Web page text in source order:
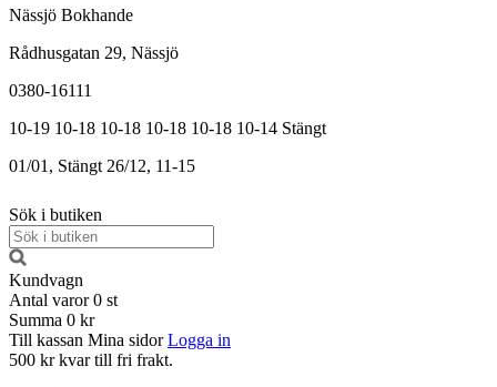
Nässjö Bokhande
Rådhusgatan 29, Nässjö
0380-16111
10-19 10-18 10-18 10-18 10-18 10-14 Stängt
01/01, Stängt 26/12, 11-15
Sök i butiken
Kundvagn
Antal varor 0 st
Summa 0 kr
Till kassan Mina sidor Logga in
500 kr kvar till fri frakt.